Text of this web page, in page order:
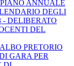
ANNUALE
DEGLI
- DELIBERATO
DEL
PRETORIO
GARA PER